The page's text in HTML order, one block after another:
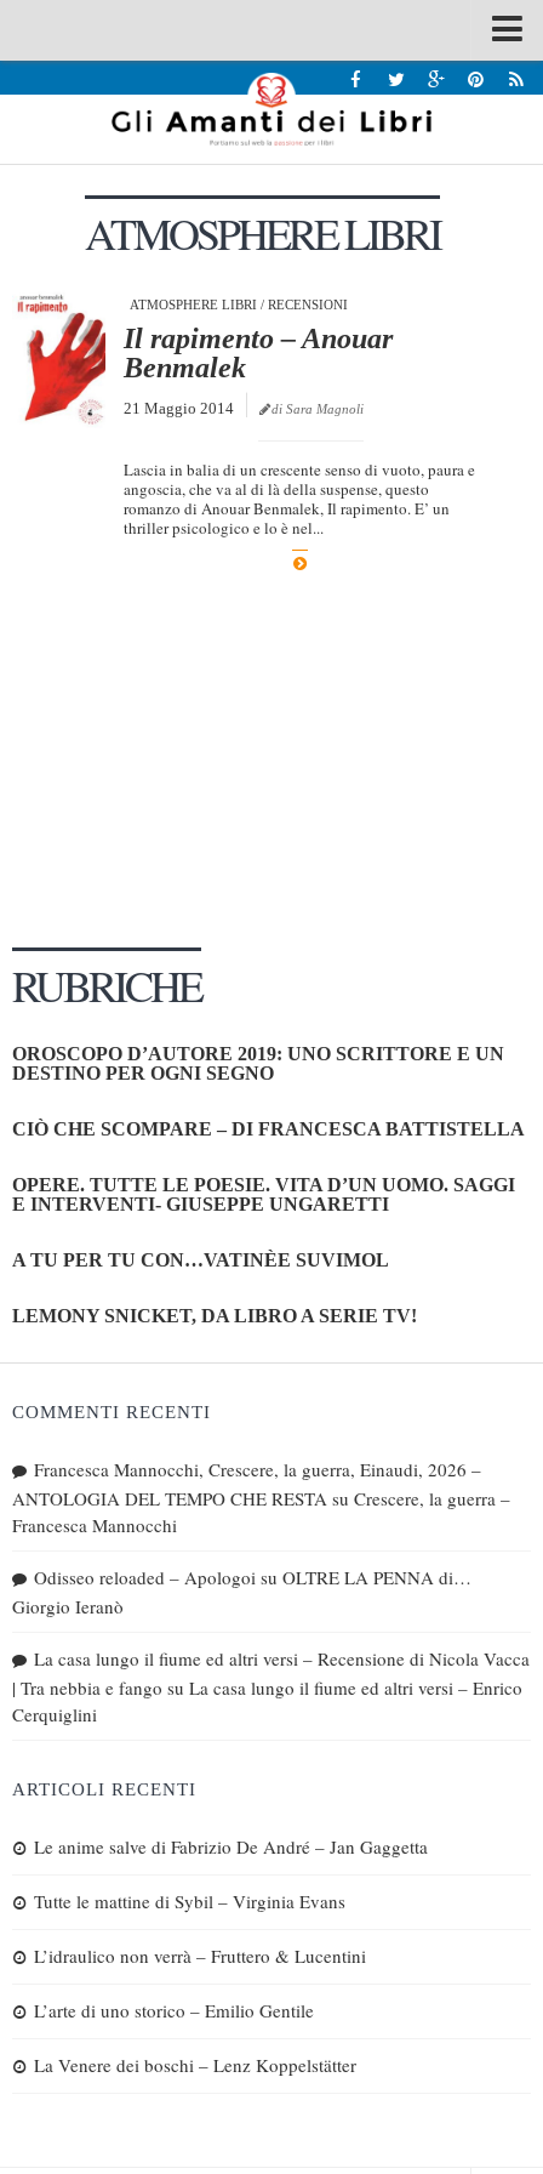
Recensioni
Interviste & Incontri
Chi siamo
Contatti
Eventi
Tabù Festival 2014
A Tutto Volume
Marketing
ATMOSPHERE LIBRI
ATMOSPHERE LIBRI / RECENSIONI
Il rapimento – Anouar
Benmalek
21 Maggio 2014 di Sara Magnoli
Lascia in balia di un crescente senso di vuoto, paura e
angoscia, che va al di là della suspense, questo
romanzo di Anouar Benmalek, Il rapimento. E’ un
thriller psicologico e lo è nel...
RUBRICHE
OROSCOPO D’AUTORE 2019: UNO SCRITTORE E UN
DESTINO PER OGNI SEGNO
CIÒ CHE SCOMPARE – DI FRANCESCA BATTISTELLA
OPERE. TUTTE LE POESIE. VITA D’UN UOMO. SAGGI
E INTERVENTI- GIUSEPPE UNGARETTI
A TU PER TU CON…VATINÈE SUVIMOL
LEMONY SNICKET, DA LIBRO A SERIE TV!
COMMENTI RECENTI
Francesca Mannocchi, Crescere, la guerra, Einaudi, 2026 –
ANTOLOGIA DEL TEMPO CHE RESTA su Crescere, la guerra –
Francesca Mannocchi
Odisseo reloaded – Apologoi su OLTRE LA PENNA di…
Giorgio Ieranò
La casa lungo il fiume ed altri versi – Recensione di Nicola Vacca
| Tra nebbia e fango su La casa lungo il fiume ed altri versi – Enrico
Cerquiglini
ARTICOLI RECENTI
Le anime salve di Fabrizio De André – Jan Gaggetta
Tutte le mattine di Sybil – Virginia Evans
L’idraulico non verrà – Fruttero & Lucentini
L’arte di uno storico – Emilio Gentile
La Venere dei boschi – Lenz Koppelstätter